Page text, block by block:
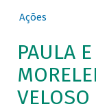
Ações
PAULA